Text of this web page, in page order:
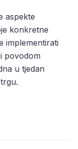
aspekte
konkretne
implementirati
povodom
u tjedan